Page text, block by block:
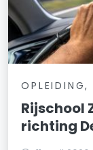
OPLEIDING,
Rijschool
richting